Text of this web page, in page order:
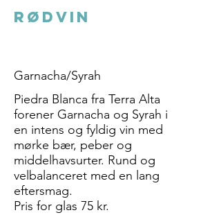
RØDVIN
Garnacha/Syrah
Piedra Blanca fra Terra Alta
forener Garnacha og Syrah i
en intens og fyldig vin med
mørke bær, peber og
middelhavsurter. Rund og
velbalanceret med en lang
eftersmag.
Pris for glas 75 kr.